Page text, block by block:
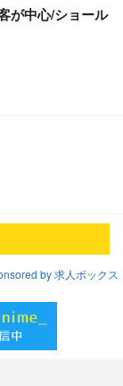
が中心/ショール
by 求人ボックス